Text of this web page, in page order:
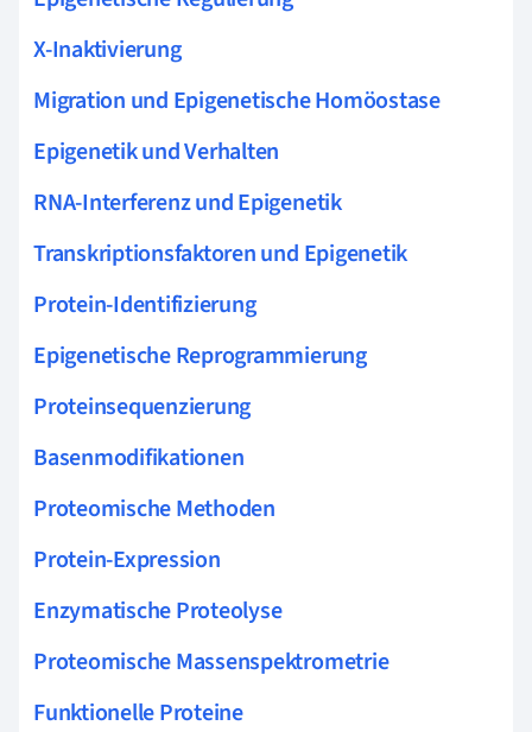
X-Inaktivierung
Migration und Epigenetische Homöostase
Epigenetik und Verhalten
RNA-Interferenz und Epigenetik
Transkriptionsfaktoren und Epigenetik
Protein-Identifizierung
Epigenetische Reprogrammierung
Proteinsequenzierung
Basenmodifikationen
Proteomische Methoden
Protein-Expression
Enzymatische Proteolyse
Proteomische Massenspektrometrie
Funktionelle Proteine